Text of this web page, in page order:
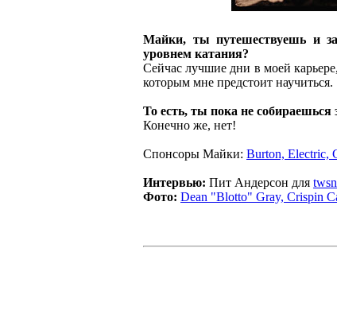
Майки, ты путешествуешь и
уровнем катания?
Сейчас лучшие дни в моей
которым мне предстоит научиться.
То есть, ты пока не собираешься
Конечно же, нет!
Спонсоры Майки: Burton, Electric,
Интервью: Пит Андерсон для
Фото: Dean "Blotto" Gray, Crispin